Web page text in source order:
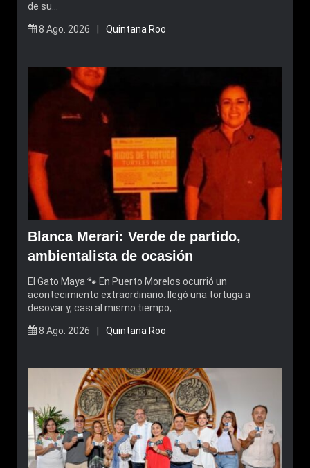
de su…
8 Ago. 2026 | Quintana Roo
Blanca Merari: Verde de partido,
ambientalista de ocasión
El Gato Maya 🐾 En Puerto Morelos ocurrió un
acontecimiento extraordinario: llegó una tortuga a
desovar y, casi al mismo tiempo,…
8 Ago. 2026 | Quintana Roo